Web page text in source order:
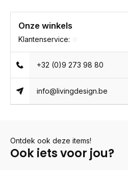
Onze winkels
Klantenservice:
+32 (0)9 273 98 80
info@livingdesign.be
Ontdek ook deze items!
Ook iets voor jou?